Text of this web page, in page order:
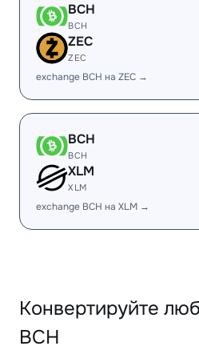
BCH
BCH
ZEC
ZEC
exchange BCH на ZEC →
BCH
BCH
XLM
XLM
exchange BCH на XLM →
Конвертируйте
BCH